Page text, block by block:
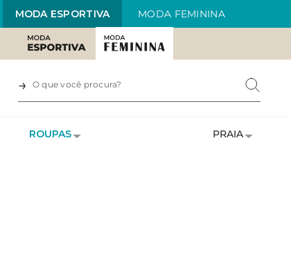
MODA ESPORTIVA MODA FEMININA
ROUPAS PRAIA